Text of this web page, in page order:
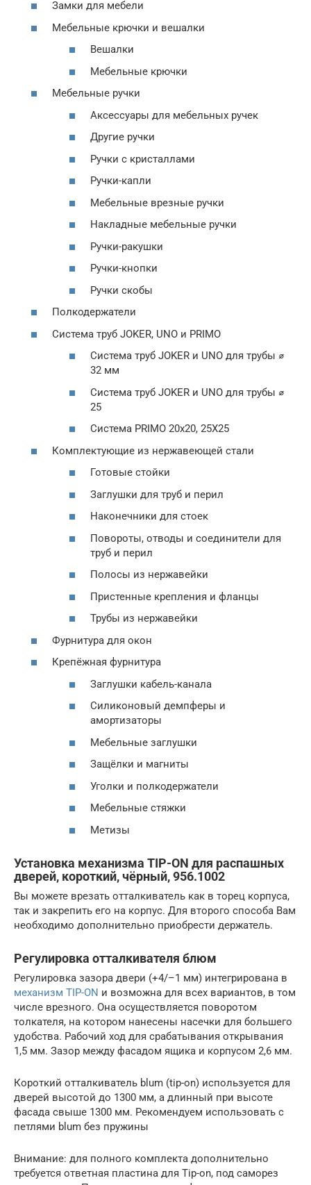
Замки для мебели
Мебельные крючки и вешалки
Вешалки
Мебельные крючки
Мебельные ручки
Аксессуары для мебельных ручек
Другие ручки
Ручки с кристаллами
Ручки-капли
Мебельные врезные ручки
Накладные мебельные ручки
Ручки-ракушки
Ручки-кнопки
Ручки скобы
Полкодержатели
Система труб JOKER, UNO и PRIMO
Система труб JOKER и UNO для трубы ⌀
32 мм
Система труб JOKER и UNO для трубы ⌀
25
Система PRIMO 20х20, 25Х25
Комплектующие из нержавеющей стали
Готовые стойки
Заглушки для труб и перил
Наконечники для стоек
Повороты, отводы и соединители для
труб и перил
Полосы из нержавейки
Пристенные крепления и фланцы
Трубы из нержавейки
Фурнитура для окон
Крепёжная фурнитура
Заглушки кабель-канала
Силиконовый демпферы и
амортизаторы
Мебельные заглушки
Защёлки и магниты
Уголки и полкодержатели
Мебельные стяжки
Метизы
Установка механизма TIP-ON для распашных
дверей, короткий, чёрный, 956.1002
Вы можете врезать отталкиватель как в торец корпуса,
так и закрепить его на корпус. Для второго способа Вам
необходимо дополнительно приобрести держатель.
Регулировка отталкивателя блюм
Регулировка зазора двери (+4/–1 мм) интегрирована в
механизм TIP-ON и возможна для всех вариантов, в том
числе врезного. Она осуществляется поворотом
толкателя, на котором нанесены насечки для большего
удобства. Рабочий ход для срабатывания открывания
1,5 мм. Зазор между фасадом ящика и корпусом 2,6 мм.
Короткий отталкиватель blum (tip-on) используется для
дверей высотой до 1300 мм, а длинный при высоте
фасада свыше 1300 мм. Рекомендуем использовать с
петлями blum без пружины
Внимание: для полного комплекта дополнительно
требуется ответная пластина для Tip-on, под саморез